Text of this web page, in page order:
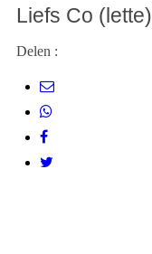
Liefs Co (lette)
Delen :